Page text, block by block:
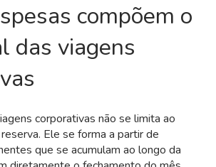
compõem o
das viagens
corporativas não se limita ao
Ele se forma a partir de
que se acumulam ao longo da